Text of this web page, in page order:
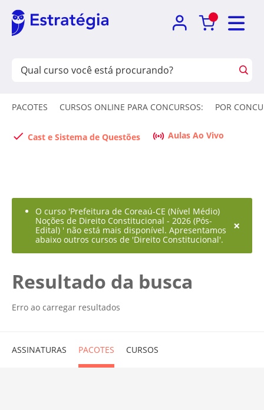
PACOTES CURSOS ONLINE PARA CONCURSOS: POR
Cast e Sistema de Questões Aulas Ao Vivo
O curso 'Prefeitura de Coreaú-CE (Nível Médio)
Noções de Direito Constitucional - 2026 (Pós-
Edital) ' não está mais disponível. Apresentamos
abaixo outros cursos de 'Direito Constitucional'.
×
Resultado da busca
Erro ao carregar resultados
ASSINATURAS PACOTES CURSOS